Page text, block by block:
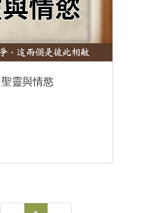
靈與情慾